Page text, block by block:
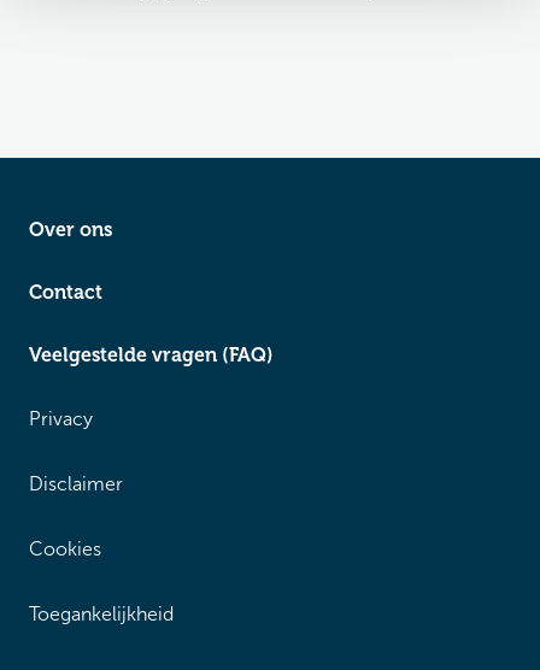
Over ons
Contact
Veelgestelde vragen (FAQ)
Privacy
Disclaimer
Cookies
Toegankelijkheid